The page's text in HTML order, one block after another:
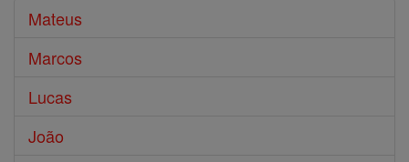
Mateus
Marcos
Lucas
João